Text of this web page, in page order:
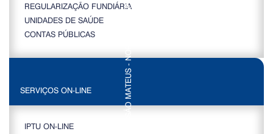
REGULARIZAÇÃO FUNDIÁRIA
UNIDADES DE SAÚDE
CONTAS PÚBLICAS
SERVIÇOS ON-LINE
IPTU ON-LINE